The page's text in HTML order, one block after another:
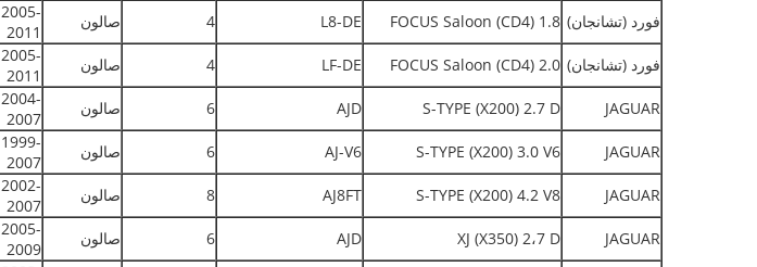
فورد (تشانجان) FOCUS Saloon (CD4) 1.8
L8-DE
4 صالون
2005-
2011
فورد (تشانجان) FOCUS Saloon (CD4) 2.0
LF-DE
4 صالون
2005-
2011
JAGUAR
S-TYPE (X200) 2.7 D
AJD
6 صالون
2004-
2007
JAGUAR
S-TYPE (X200) 3.0 V6
AJ-V6
6 صالون
1999-
2007
JAGUAR
S-TYPE (X200) 4.2 V8
AJ8FT
8 صالون
2002-
2007
JAGUAR
XJ (X350) 2،7 D AJD
6 صالون
2005-
2009